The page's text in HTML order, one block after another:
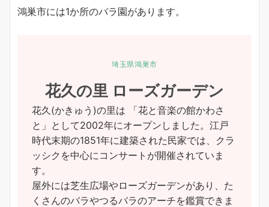
鴻巣市には1か所のバラ園があります。
埼玉県鴻巣市
花久の里 ローズガーデン
花久(かきゅう)の里は 「花と音楽の館かわさ
と」として2002年にオープンしました。江戸
時代末期の1851年に建築された民家では、クラ
ッシクを中心にコンサートが開催されていま
す。
屋外には芝生広場やローズガーデンがあり、た
くさんのバラやつるバラのアーチを鑑賞できま